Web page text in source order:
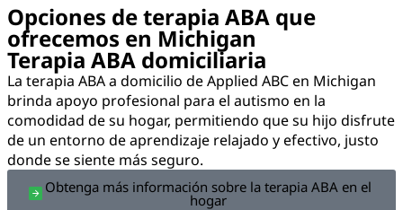
Opciones de terapia ABA que
ofrecemos en Michigan
Terapia ABA domiciliaria
La terapia ABA a domicilio de Applied ABC en Michigan
brinda apoyo profesional para el autismo en la
comodidad de su hogar, permitiendo que su hijo disfrute
de un entorno de aprendizaje relajado y efectivo, justo
donde se siente más seguro.
Obtenga más información sobre la terapia ABA en el
hogar